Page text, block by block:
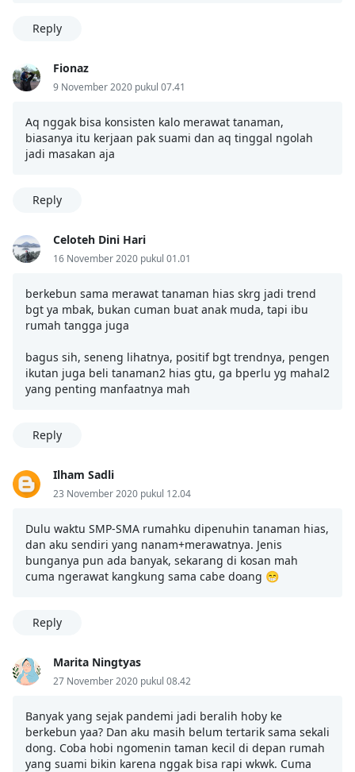
Reply
Fionaz
9 November 2020 pukul 07.41
Aq nggak bisa konsisten kalo merawat tanaman,
biasanya itu kerjaan pak suami dan aq tinggal ngolah
jadi masakan aja
Reply
Celoteh Dini Hari
16 November 2020 pukul 01.01
berkebun sama merawat tanaman hias skrg jadi trend
bgt ya mbak, bukan cuman buat anak muda, tapi ibu
rumah tangga juga
bagus sih, seneng lihatnya, positif bgt trendnya, pengen
ikutan juga beli tanaman2 hias gtu, ga bperlu yg mahal2
yang penting manfaatnya mah
Reply
Ilham Sadli
23 November 2020 pukul 12.04
Dulu waktu SMP-SMA rumahku dipenuhin tanaman hias,
dan aku sendiri yang nanam+merawatnya. Jenis
bunganya pun ada banyak, sekarang di kosan mah
cuma ngerawat kangkung sama cabe doang 😁
Reply
Marita Ningtyas
27 November 2020 pukul 08.42
Banyak yang sejak pandemi jadi beralih hoby ke
berkebun yaa? Dan aku masih belum tertarik sama sekali
dong. Coba hobi ngomenin taman kecil di depan rumah
yang suami bikin karena nggak bisa rapi wkwk. Cuma